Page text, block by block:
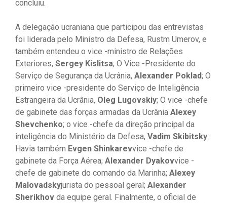
concluiu.
A delegação ucraniana que participou das entrevistas
foi liderada pelo Ministro da Defesa, Rustm Umerov, e
também entendeu o vice -ministro de Relações
Exteriores, Sergey Kislitsa; O Vice -Presidente do
Serviço de Segurança da Ucrânia, Alexander Poklad; O
primeiro vice -presidente do Serviço de Inteligência
Estrangeira da Ucrânia, Oleg Lugovskiy; O vice -chefe
de gabinete das forças armadas da Ucrânia Alexey
Shevchenko; o vice -chefe da direção principal da
inteligência do Ministério da Defesa, Vadim Skibitsky.
Havia também Evgen Shinkarevvice -chefe de
gabinete da Força Aérea; Alexander Dyakovvice -
chefe de gabinete do comando da Marinha; Alexey
Malovadskyjurista do pessoal geral; Alexander
Sherikhov da equipe geral. Finalmente, o oficial de